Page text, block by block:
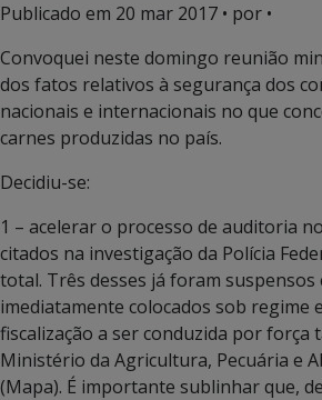
Publicado em 20 mar 2017 • por •
Convoquei neste domingo reunião
dos fatos relativos à segurança dos
nacionais e internacionais no que
carnes produzidas no país.
Decidiu-se:
1 – acelerar o processo de auditoria
citados na investigação da Polícia
total. Três desses já foram suspensos
imediatamente colocados sob regime
fiscalização a ser conduzida por força
Ministério da Agricultura, Pecuária e
(Mapa). É importante sublinhar que,